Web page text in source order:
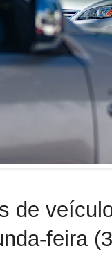
de
feira